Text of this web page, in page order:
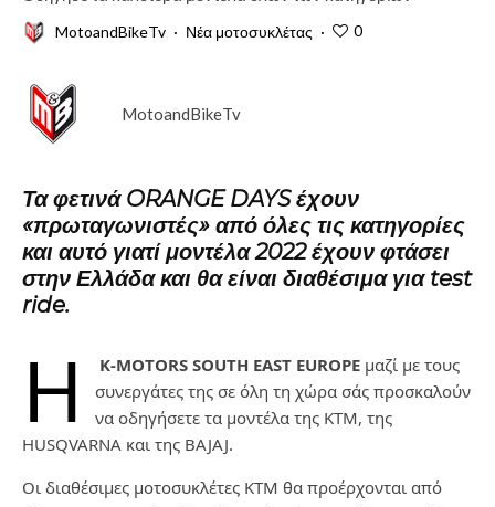
MotoandBikeTv · Νέα μοτοσυκλέτας · 0
MotoandBikeTv
Τα φετινά ORANGE DAYS έχουν
«πρωταγωνιστές» από όλες τις κατηγορίες
και αυτό γιατί μοντέλα 2022 έχουν φτάσει
στην Ελλάδα και θα είναι διαθέσιμα για test
ride.
Η K-MOTORS SOUTH EAST EUROPE μαζί με τους
συνεργάτες της σε όλη τη χώρα σάς προσκαλούν
να οδηγήσετε τα μοντέλα της ΚΤΜ, της
HUSQVARNA και της BAJAJ.
Οι διαθέσιμες μοτοσυκλέτες ΚΤΜ θα προέρχονται από